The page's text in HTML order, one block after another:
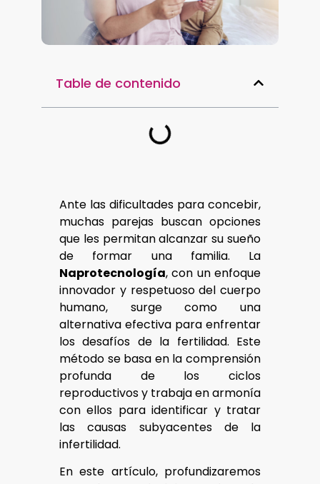
Table de contenido
Ante las dificultades para concebir,
muchas parejas buscan opciones
que les permitan alcanzar su sueño
de formar una familia. La
Naprotecnología, con un enfoque
innovador y respetuoso del cuerpo
humano, surge como una
alternativa efectiva para enfrentar
los desafíos de la fertilidad. Este
método se basa en la comprensión
profunda de los ciclos
reproductivos y trabaja en armonía
con ellos para identificar y tratar
las causas subyacentes de la
infertilidad.
En este artículo, profundizaremos